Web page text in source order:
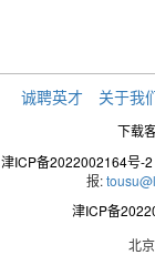
诚聘英才 关于我
下载
津ICP备2022002164号-2
报:
津ICP备
北